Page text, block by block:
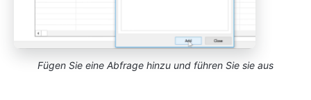
Fügen Sie eine Abfrage hinzu und führen Sie sie aus